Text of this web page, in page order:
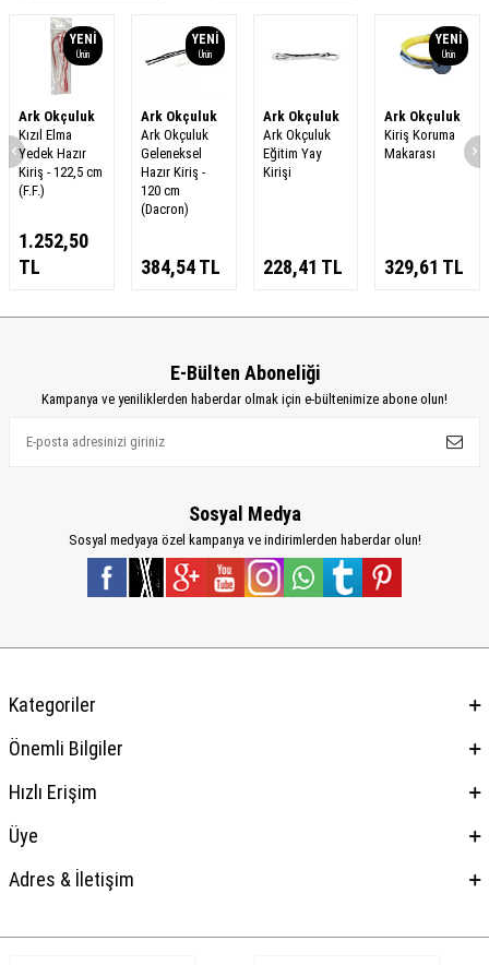
YENI
Ürün
Ark Okçuluk
Kızıl Elma
Yedek Hazır
Kiriş - 122,5 cm
(F.F.)
1.252,50
TL
YENI
Ürün
Ark Okçuluk
Ark Okçuluk
Geleneksel
Hazır Kiriş -
120 cm
(Dacron)
384,54TL
Ark Okçuluk
Ark Okçuluk
Eğitim Yay
Kirişi
228,41 TL
YENI
Ürün
Ark Okçuluk
Kiriş Koruma
Makarası
329,61 TL
E-Bülten Aboneliği
Kampanya ve yeniliklerden haberdar olmak için e-bültenimize abone olun!
Sosyal Medya
Sosyal medyaya özel kampanya ve indirimlerden haberdar olun!
Kategoriler
Önemli Bilgiler
Hızlı Erişim
Üye
Adres & İletişim